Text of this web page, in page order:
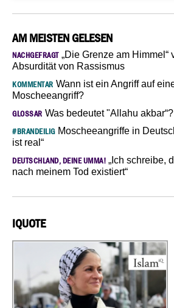
AM MEISTEN GELESEN
NACHGEFRAGT„Die Grenze am Himmel“
Absurdität von Rassismus
KOMMENTAR Wann ist ein Angriff auf
Moscheeangriff?
GLOSSAR Was bedeutet "Allahu akbar“?
#BRANDEILIGMoscheeangriffe in
ist real“
DEUTSCHLAND, DEINE UMMA! „Ich schreibe,
nach meinem Tod existiert“
IQUOTE